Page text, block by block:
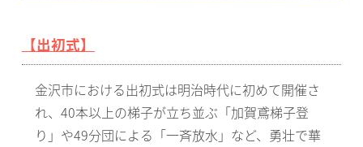
【出初式】
金沢市における出初式は明治時代に初めて開催さ
れ、40本以上の梯子が立ち並ぶ「加賀鳶梯子登
り」や49分団による「一斉放水」など、勇壮で華